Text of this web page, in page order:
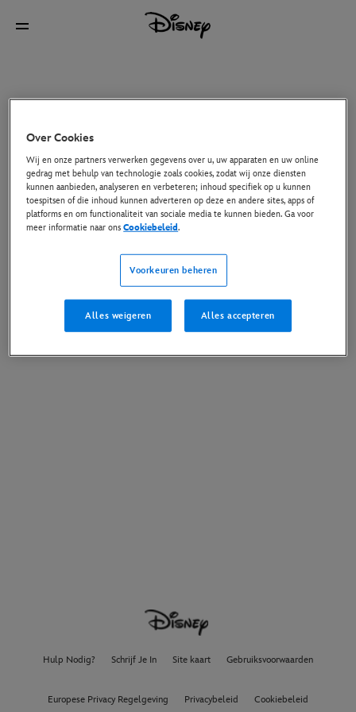
Hulp Nodig? Schrijf Je In Site kaart Gebruiksvoorwaarden
Europese Privacy Regelgeving Privacybeleid Cookiebeleid
Over Cookies
Wij en onze partners verwerken gegevens over u, uw apparaten en uw online
gedrag met behulp van technologie zoals cookies, zodat wij onze diensten
kunnen aanbieden, analyseren en verbeteren; inhoud specifiek op u kunnen
toespitsen of die inhoud kunnen adverteren op deze en andere sites, apps of
platforms en om functionaliteit van sociale media te kunnen bieden. Ga voor
meer informatie naar onsCookiebeleid.
Voorkeuren beheren
Alles weigeren Alles accepteren